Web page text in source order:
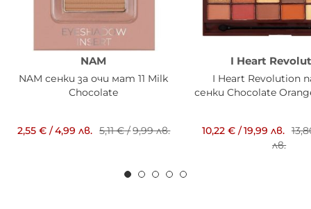
NAM
NAM сенки за очи мат 11 Milk
Chocolate
2,55 € /4,99 лв. 5,11 €/9,99 лв.
I Heart
I Heart Revolution
сенки Chocolate
10,22 € /19,99 лв.
лв.